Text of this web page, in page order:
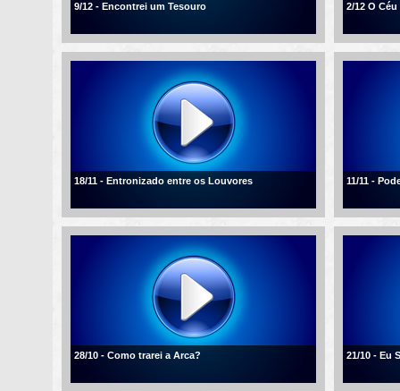
9/12 - Encontrei um Tesouro 2/12 O
18/11 - Entronizado entre os Louvores 11/11 -
28/10 - Como trarei a Arca? 21/10 - Eu